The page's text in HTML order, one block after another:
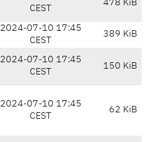
CEST
478 KiB
2024-07-10 17:45
CEST
389 KiB
2024-07-10 17:45
CEST
150 KiB
2024-07-10 17:45
CEST
62 KiB